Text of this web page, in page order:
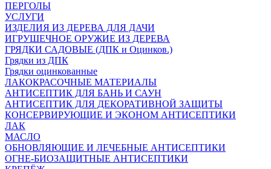
ПЕРГОЛЫ
УСЛУГИ
ИЗДЕЛИЯ ИЗ ДЕРЕВА ДЛЯ ДАЧИ
ИГРУШЕЧНОЕ ОРУЖИЕ ИЗ ДЕРЕВА
ГРЯДКИ САДОВЫЕ (ДПК и Оцинков.)
Грядки из ДПК
Грядки оцинкованные
ЛАКОКРАСОЧНЫЕ МАТЕРИАЛЫ
АНТИСЕПТИК ДЛЯ БАНЬ И САУН
АНТИСЕПТИК ДЛЯ ДЕКОРАТИВНОЙ ЗАЩИТЫ
КОНСЕРВИРУЮЩИЕ И ЭКОНОМ АНТИСЕПТИКИ
ЛАК
МАСЛО
ОБНОВЛЯЮЩИЕ И ЛЕЧЕБНЫЕ АНТИСЕПТИКИ
ОГНЕ-БИОЗАЩИТНЫЕ АНТИСЕПТИКИ